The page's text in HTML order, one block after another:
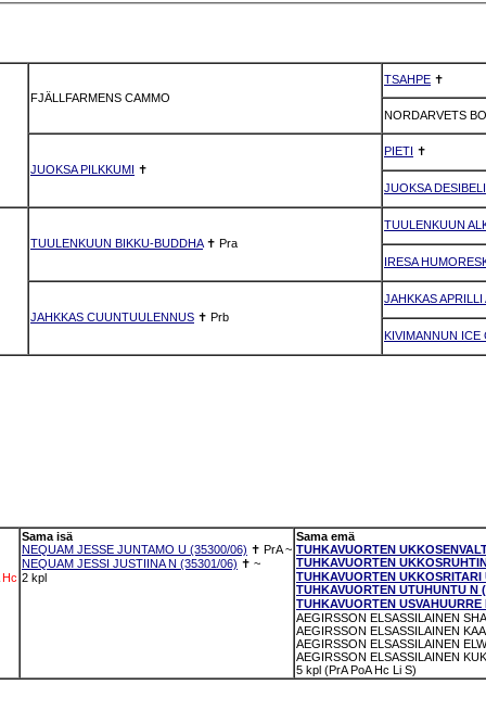
FJÄLLFARMENS CAMMO
TSAHPE ✝
NORDARVETS
JUOKSA PILKKUMI ✝
PIETI ✝
JUOKSA DESIBELI
TUULENKUUN BIKKU-BUDDHA✝ Pra
TUULENKUUN
IRESA
JAHKKAS CUUNTUULENNUS ✝ Prb
JAHKKAS APRILLI
KIVIMANNUN ICE
Hc
Sama isä
NEQUAM JESSE JUNTAMO U (35300/06) ✝ PrA ~
NEQUAM JESSI JUSTIINA N (35301/06) ✝ ~
2 kpl
Sama emä
TUHKAVUORTEN
TUHKAVUORTEN
TUHKAVUORTEN UKKOSRITARI
TUHKAVUORTEN UTUHUNTU N
TUHKAVUORTEN USVAHUURRE
AEGIRSSON ELSASSILAINEN
AEGIRSSON ELSASSILAINEN
AEGIRSSON ELSASSILAINEN
AEGIRSSON ELSASSILAINEN
5 kpl (PrA PoA Hc Li S)